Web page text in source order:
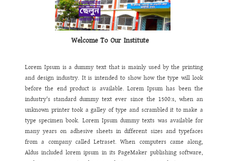
ওয়েবসাইটটিতে যে তথ্য ও উপাত্ত থাকবে তা অবাধ তথ্য পাওয়ার অধিকার
ফলে একদিকে আমরা ইনফরমেশন হাইওয়ে উঠতে সক্ষম
কাজে স্বচ্ছতা,গতিশীলতা,জবাবদিহিতা সেবার মান বৃদ্ধি পাবে
Welcome To Our Institute
Lorem Ipsum is a dummy text that is mainly used by the printing
and design industry. It is intended to show how the type will look
before the end product is available. Lorem Ipsum has been the
industry's standard dummy text ever since the 1500:s, when an
unknown printer took a galley of type and scrambled it to make a
type specimen book. Lorem Ipsum dummy texts was available for
many years on adhesive sheets in different sizes and typefaces
from a company called Letraset. When computers came along,
Aldus included lorem ipsum in its PageMaker publishing software,